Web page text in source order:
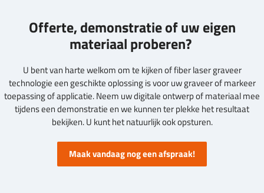
Offerte, demonstratie of uw eigen
materiaal proberen?
U bent van harte welkom om te kijken of fiber laser graveer
technologie een geschikte oplossing is voor uw graveer of markeer
toepassing of applicatie. Neem uw digitale ontwerp of materiaal mee
tijdens een demonstratie en we kunnen ter plekke het resultaat
bekijken. U kunt het natuurlijk ook opsturen.
Maak vandaag nog een afspraak!